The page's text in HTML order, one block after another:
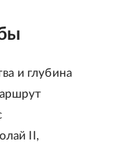
и глубина
II,